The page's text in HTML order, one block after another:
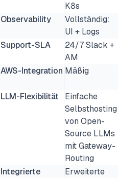
K8s
Observability
Vollständig:
UI + Logs
Support-SLA
24/7 Slack +
AM
AWS-Integration Mäßig
LLM-Flexibilität
Einfache
Selbsthosting
von Open-
Source LLMs
mit Gateway-
Routing
Integrierte
Erweiterte